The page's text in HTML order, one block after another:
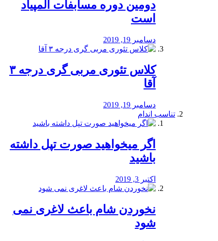
دومین دوره مسابفات المپیاد
است
دسامبر 19, 2019
کلاس تئوری مربی گری درجه ۳
آقا
دسامبر 19, 2019
تناسب اندام
اگر میخواهید صورت تپل داشته
باشید
اکتبر 3, 2019
نخوردن شام باعث لاغری نمی
‌شود